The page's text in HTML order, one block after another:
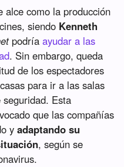
alce como la producción
siendo Kenneth
podríaayudar a las
. Sin embargo, queda
de los espectadores
para ir a las salas
Esta
que las compañías
yadaptando su
, según se